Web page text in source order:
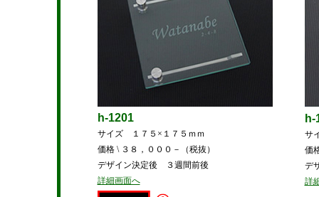
h-1201
サイズ １７５×１７５ｍｍ
価格 \ ３８，０００－（税抜）
デザイン決定後 ３週間前後
詳細画面へ
h-
サ
価
デ
詳